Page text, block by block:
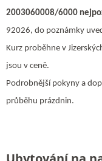
2003060008/6000
92026, do poznámky
Kurz proběhne v
jsou v ceně.
Podrobnější pokyny a
průběhu prázdnin.